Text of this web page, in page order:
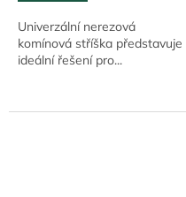
Univerzální nerezová
komínová stříška představuje
ideální řešení pro...